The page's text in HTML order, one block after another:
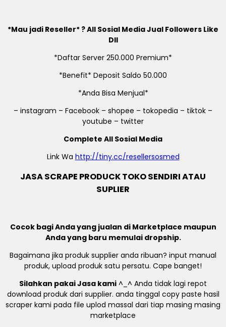
*Mau jadi Reseller* ? All Sosial Media Jual Followers Like
Dll
*Daftar Server 250.000 Premium*
*Benefit* Deposit Saldo 50.000
*Anda Bisa Menjual*
– instagram – Facebook – shopee – tokopedia – tiktok –
youtube – twitter
Complete All Sosial Media
Link Wa http://tiny.cc/resellersosmed
JASA SCRAPE PRODUCK TOKO SENDIRI ATAU
SUPLIER
Cocok bagi Anda yang jualan di Marketplace maupun
Anda yang baru memulai dropship.
Bagaimana jika produk supplier anda ribuan? input manual
produk, upload produk satu persatu. Cape banget!
Silahkan pakai Jasa kami ^_^ Anda tidak lagi repot
download produk dari supplier. anda tinggal copy paste hasil
scraper kami pada file uplod massal dari tiap masing masing
marketplace